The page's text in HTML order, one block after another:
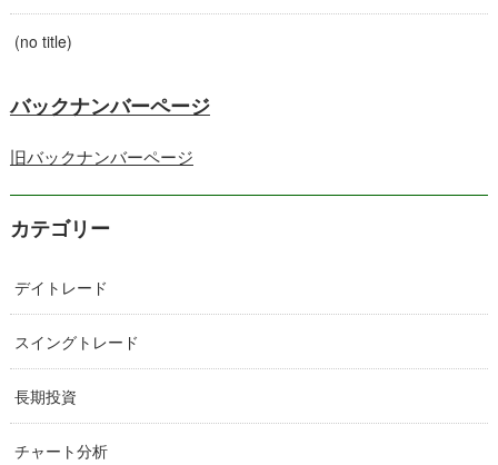
(no title)
バックナンバーページ
旧バックナンバーページ
カテゴリー
デイトレード
スイングトレード
長期投資
チャート分析